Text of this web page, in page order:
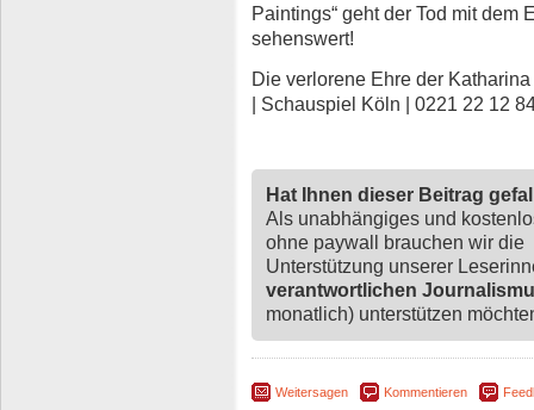
Paintings“ geht der Tod mit dem
sehenswert!
Die verlorene Ehre der
| Schauspiel Köln | 0221 22 12
Hat Ihnen dieser Beitrag
Als unabhängiges und
ohne paywall brauchen wir die
Unterstützung unserer
verantwortlichen
monatlich) unterstützen
Weitersagen Kommentieren